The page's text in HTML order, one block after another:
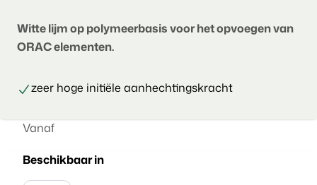
Witte lijm op polymeerbasis voor het opvoegen van
ORAC elementen.
zeer hoge initiële aanhechtingskracht
Vanaf
Beschikbaar in